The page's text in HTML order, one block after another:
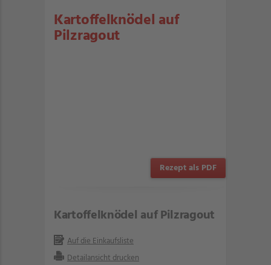
Kartoffelknödel auf
Pilzragout
Rezept als PDF
Kartoffelknödel auf Pilzragout
Auf die Einkaufsliste
Detailansicht drucken